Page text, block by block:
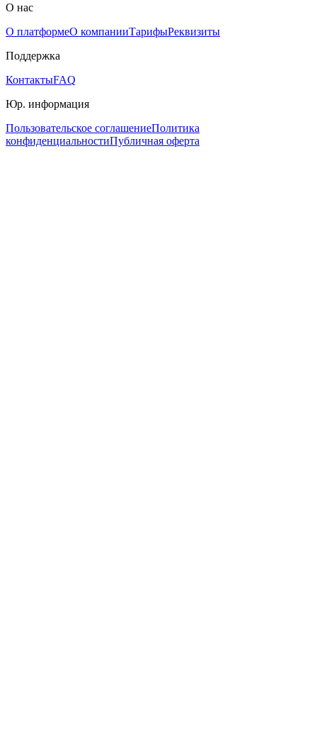
О нас
О платформеО компанииТарифыРеквизиты
Поддержка
КонтактыFAQ
Юр. информация
Пользовательское соглашениеПолитика
конфиденциальностиПубличная оферта